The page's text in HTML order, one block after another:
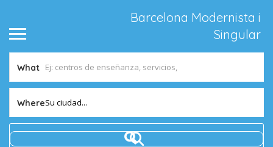
Barcelona Modernista i
Singular
What
WhereSu ciudad...